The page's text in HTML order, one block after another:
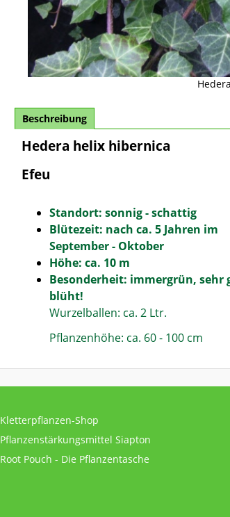
Beschreibung
Hedera helix hibernica
Efeu
Standort: sonnig - schattig
Blütezeit: nach ca. 5 Jahren im
September - Oktober
Höhe: ca. 10 m
Besonderheit: immergrün, sehr
blüht!
Wurzelballen: ca. 2 Ltr.
Pflanzenhöhe: ca. 60 - 100 cm
Kletterpflanzen-Shop
Pflanzenstärkungsmittel Siapton
Root Pouch - Die Pflanzentasche